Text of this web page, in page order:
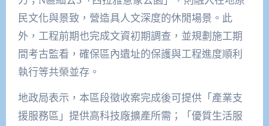
民文化與景致，營造具人文深度的休閒場景。此
外，工程前期也完成文資初期調查，並規劃施工期
間考古監看，確保區內遺址的保護與工程進度順利
執行等共榮並存。
地政局表示，本區段徵收案完成後可提供「產業支
援服務區」提供高科技廠擴產所需；「優質生活服